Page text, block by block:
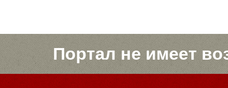
Портал не имеет